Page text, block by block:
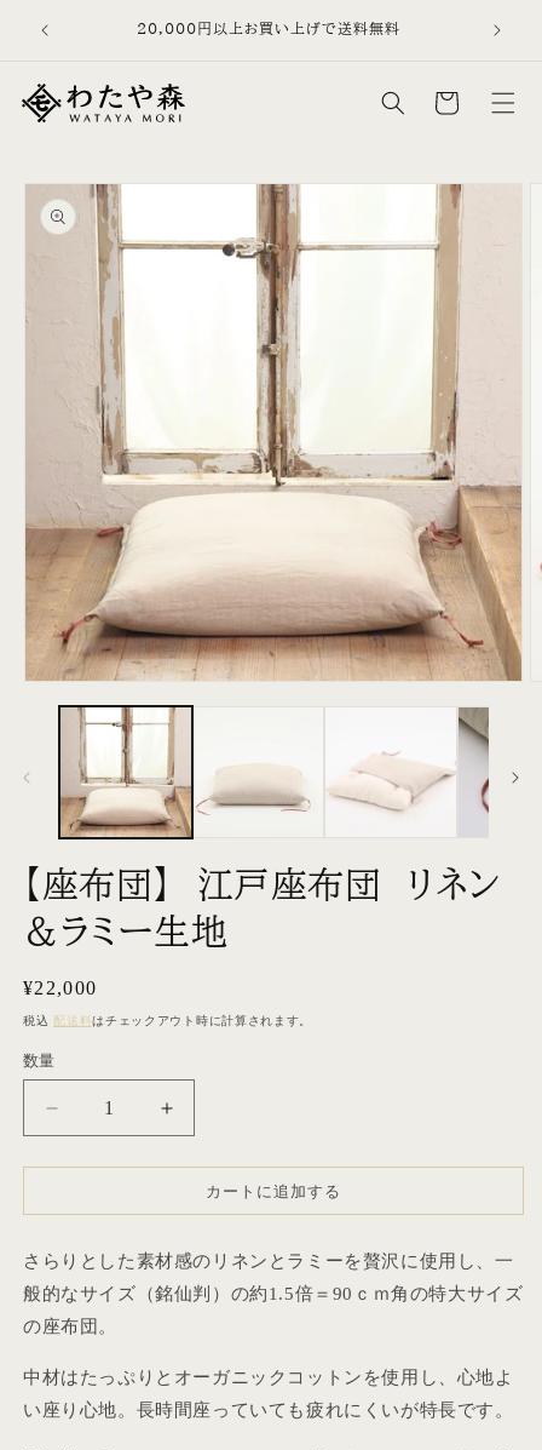
ツに進む
20,000円以上お買い上げで送料無料
ー
商品情報
にスキッ
プ
で
ア
(1)
を
開
く
【座布団】 江戸座布団 リネン
＆ラミー生地
通
常
格
¥22,000
税込 配送料はチェックアウト時に計算されます。
数
数量
江
座
布
団
ネ
ン
【座
江
座
布
ネ
ン
カートに追加する
さらりとした素材感のリネンとラミーを贅沢に使用し、一
般的なサイズ（銘仙判）の約1.5倍＝90ｃｍ角の特大サイズ
の座布団。
中材はたっぷりとオーガニックコットンを使用し、心地よ
い座り心地。長時間座っていても疲れにくいが特長です。